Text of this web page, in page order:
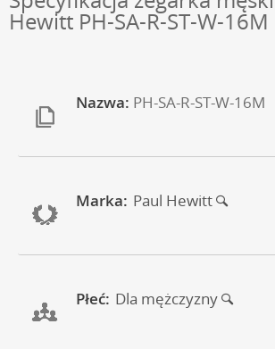
Hewitt PH-SA-R-ST-W-16M
Nazwa: PH-SA-R-ST-W-16M
Marka: Paul Hewitt
Płeć: Dla mężczyzny